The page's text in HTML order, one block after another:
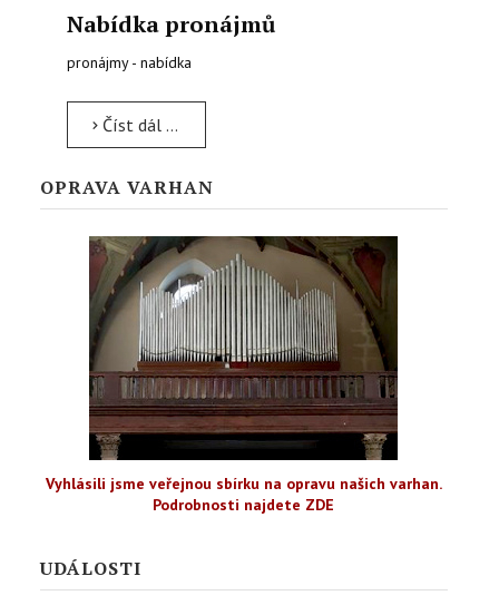
Nabídka pronájmů
pronájmy - nabídka
Číst dál …
OPRAVA VARHAN
Vyhlásili jsme veřejnou sbírku na opravu našich varhan.
Podrobnosti najdete ZDE
UDÁLOSTI